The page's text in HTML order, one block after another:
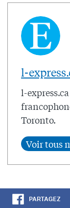
l-
l-
Toronto.
PARTAGEZ